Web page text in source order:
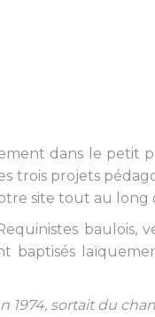
dans le petit
trois projets
site tout au long
baulois,
baptisés
1974, sortait du